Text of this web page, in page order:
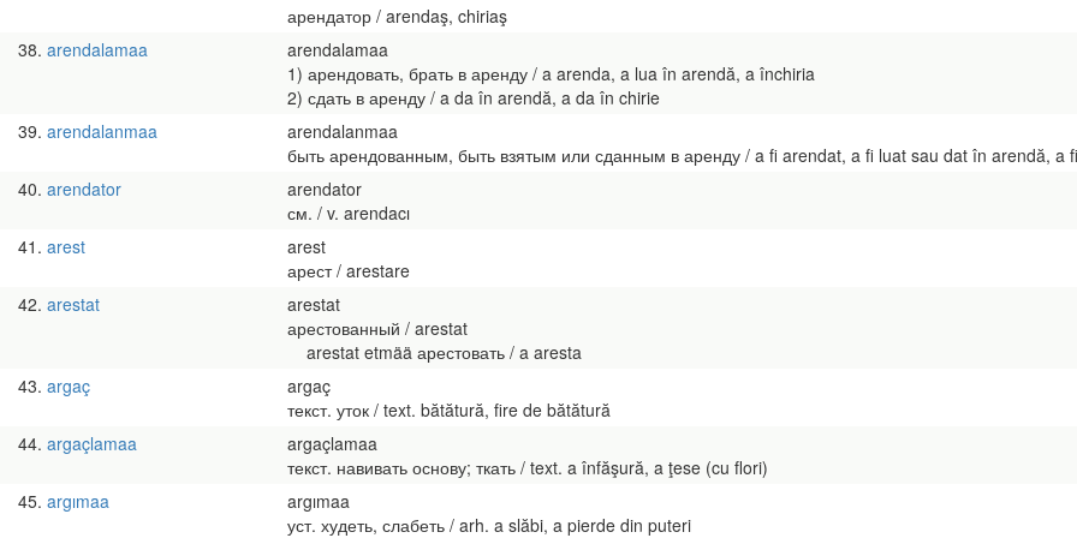
арендатор / arendaş, chiriaş
38 arendalamaa
arendalamaa
1) арендовать, брать в аренду / a arenda, a lua în arendă, a închiria
2) сдать в аренду / a da în arendă, a da în chirie
39 arendalanmaa
arendalanmaa
быть арендованным, быть взятым или сданным в аренду / a fi arendat, a fi luat sau dat în arendă, a
40 arendator
arendator
см. / v. arendacı
41 arest
arest
арест / arestare
42 arestat
arestat
арестованный / arestat
arestat etmää арестовать / a aresta
43 argaç
argaç
текст. уток / text. bătătură, fire de bătătură
44 argaçlamaa
argaçlamaa
текст. навивать основу; ткать / text. a înfăşură, a ţese (cu flori)
45 argımaa
argımaa
уст. худеть, слабеть / arh. a slăbi, a pierde din puteri